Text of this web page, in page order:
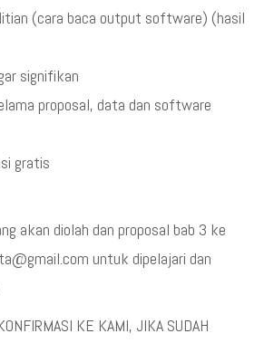
(cara baca output software) (hasil
signifikan
proposal, data dan software
gratis
akan diolah dan proposal bab 3 ke
untuk dipelajari dan
KE KAMI, JIKA SUDAH